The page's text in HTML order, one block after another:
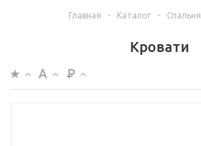
Главная - Каталог - Спальня
Кровати